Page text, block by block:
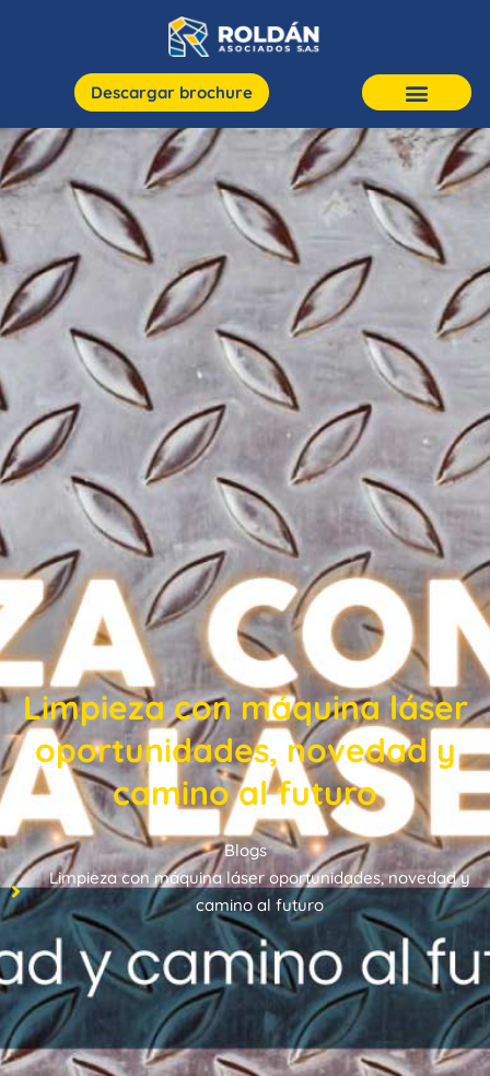
Descargar brochure
Limpieza con máquina láser
oportunidades, novedad y
camino al futuro
Blogs
Limpieza con máquina láser oportunidades, novedad y
camino al futuro